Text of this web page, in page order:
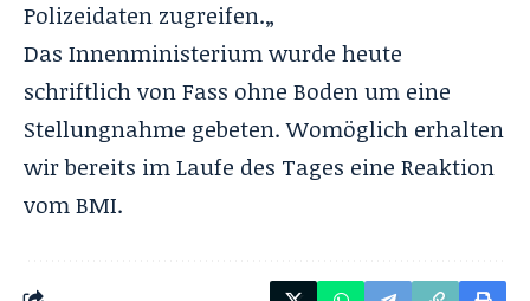
Polizeidaten zugreifen.„
Das Innenministerium wurde heute
schriftlich von Fass ohne Boden um eine
Stellungnahme gebeten. Womöglich erhalten
wir bereits im Laufe des Tages eine Reaktion
vom BMI.